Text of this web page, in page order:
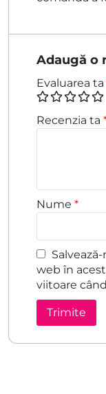
Adaugă o
Evaluarea ta
Recenzia ta
Nume *
web în
viitoare